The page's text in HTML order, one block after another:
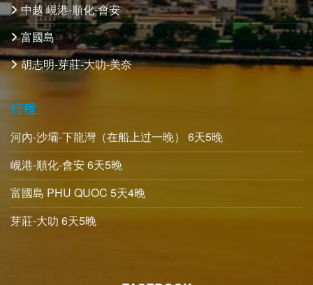
中越 峴港-順化-會安
富國島
胡志明-芽莊-大叻-美奈
行程
河內-沙壩-下龍灣（在船上过一晚） 6天5晚
峴港-順化-會安 6天5晚
富國島 PHU QUOC 5天4晚
芽莊-大叻 6天5晚